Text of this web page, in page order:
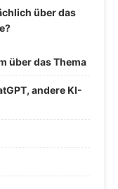
über das
über das Thema
andere KI-